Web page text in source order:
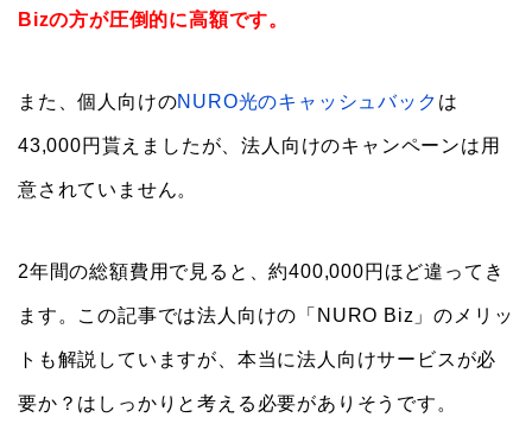
Bizの方が圧倒的に高額です。
また、個人向けのNURO光のキャッシュバック は
43,000円貰えましたが、法人向けのキャンペーンは用
意されていません。
2年間の総額費用で見ると、約400,000円ほど違ってき
ます。この記事では法人向けの「NURO Biz」のメリッ
トも解説していますが、本当に法人向けサービスが必
要か？はしっかりと考える必要がありそうです。